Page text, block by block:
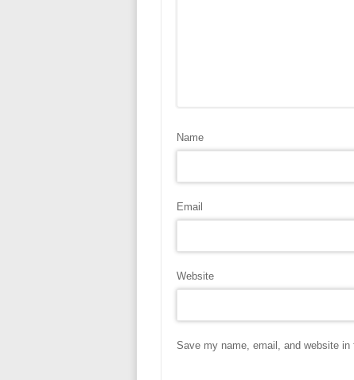
Name
Email
Website
Save my name, email, and website